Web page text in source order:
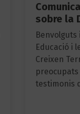
sobre la
Benvolguts
Educació i
Creixen
testimonis